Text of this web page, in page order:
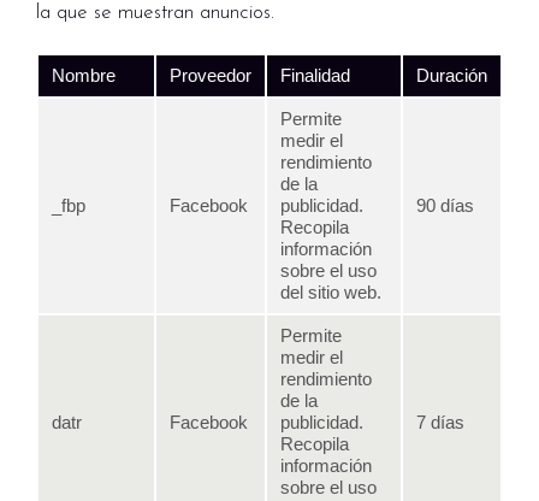
la que se muestran anuncios.
Nombre Proveedor Finalidad Duración
_fbp Facebook
Permite
medir el
rendimiento
de la
publicidad.
Recopila
información
sobre el uso
del sitio web.
90 días
datr Facebook
Permite
medir el
rendimiento
de la
publicidad.
Recopila
información
sobre el uso
7 días